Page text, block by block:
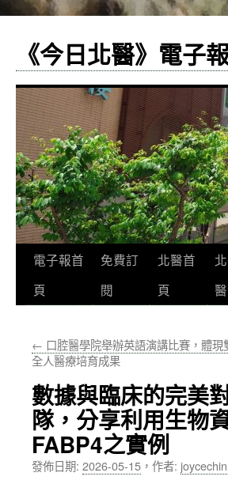
《今日北醫》電子
跳
至
要
容
電子報首
頁
免費訂
閱
北醫首
頁
醫
← 口腔醫學院舉辦英語演講比賽，體現
全人醫療培育成果
數據與臨床的完美
隊，分享利用生物
FABP4之實例
發佈日期: 2026-05-15 ， 作者: joycechin